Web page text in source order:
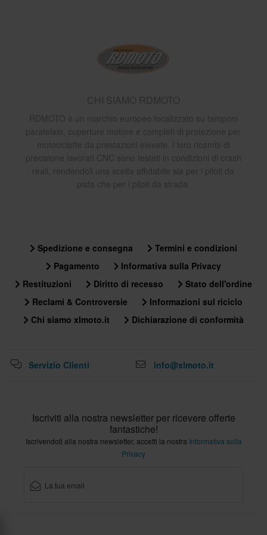
CHI SIAMO RDMOTO
RDMOTO è un marchio europeo focalizzato su tamponi
paratelaio, coperture motore e completi di protezione per
motociclette da prestazioni elevate. I loro ricambi di
precisione lavorati CNC sono testati in condizioni di crash
reali, rendendoli una scelta affidabile sia per i piloti da
pista che per i piloti da strada.
Spedizione e consegna
Termini e condizioni
Pagamento
Informativa sulla Privacy
Restituzioni
Diritto di recesso
Stato dell'ordine
Reclami & Controversie
Informazioni sul riciclo
Chi siamo xlmoto.it
Dichiarazione di conformità
Servizio Clienti info@xlmoto.it
Iscriviti alla nostra newsletter per ricevere offerte
fantastiche!
Iscrivendoti alla nostra newsletter, accetti la nostra Informativa sulla
Privacy